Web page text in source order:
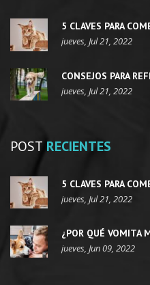
5 CLAVES PARA
jueves, Jul 21, 2022
CONSEJOS PARA
jueves, Jul 21, 2022
POST RECIENTES
5 CLAVES PARA
jueves, Jul 21, 2022
¿POR QUÉ VOMITA
jueves, Jun 09, 2022